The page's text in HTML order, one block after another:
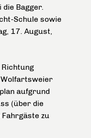
Bagger.
Schule sowie
17. August,
aufgrund
(über die
Fahrgäste zu